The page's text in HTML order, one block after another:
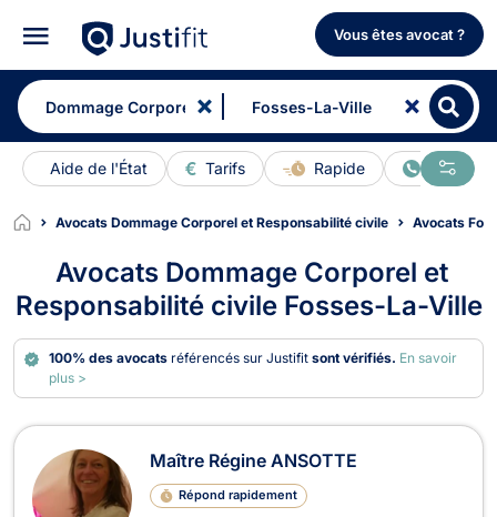
Vous êtes avocat ?
Aide de l'État Tarifs Rapide En ligne
Avocats Dommage Corporel et Responsabilité civile Avocats
Avocats Dommage Corporel et
Responsabilité civile Fosses-La-Ville
100% des avocats référencés sur Justifitsont vérifiés. En savoir
plus >
Avocats en Dommage Corporel et
Maître Régine ANSOTTE
Répond rapidement